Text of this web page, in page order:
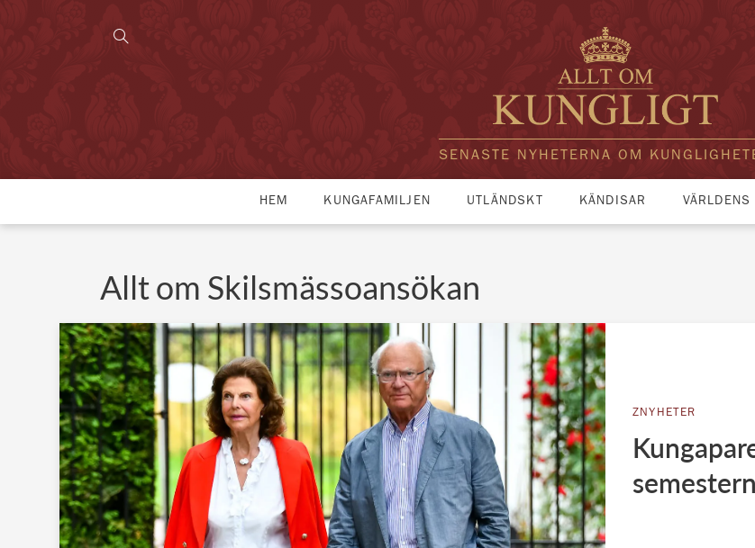
SENASTE NYHETERNA OM
HEM KUNGAFAMILJEN UTLÄNDSKT KÄNDISAR VÄRLDENS
Allt om Skilsmässoansökan
ZNYHETER
semestern